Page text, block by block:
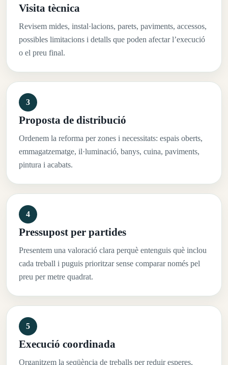
Visita tècnica
Revisem mides, instal·lacions, parets, paviments, accessos,
possibles limitacions i detalls que poden afectar l’execució
o el preu final.
Proposta de distribució
Ordenem la reforma per zones i necessitats: espais oberts,
emmagatzematge, il·luminació, banys, cuina, paviments,
pintura i acabats.
Pressupost per partides
Presentem una valoració clara perquè entenguis què inclou
cada treball i puguis prioritzar sense comparar només pel
preu per metre quadrat.
Execució coordinada
Organitzem la seqüència de treballs per reduir esperes,